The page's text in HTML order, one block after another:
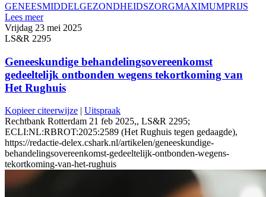
GENEESMIDDELGEZONDHEIDSZORGMAXIMUMPRIJS
Lees meer
Vrijdag 23 mei 2025
LS&R 2295
Geneeskundige behandelingsovereenkomst
gedeeltelijk ontbonden wegens tekortkoming van
Het Rughuis
Kopieer citeerwijze | Uitspraak
Rechtbank Rotterdam 21 feb 2025,, LS&R 2295;
ECLI:NL:RBROT:2025:2589 (Het Rughuis tegen gedaagde),
https://redactie-delex.cshark.nl/artikelen/geneeskundige-
behandelingsovereenkomst-gedeeltelijk-ontbonden-wegens-
tekortkoming-van-het-rughuis